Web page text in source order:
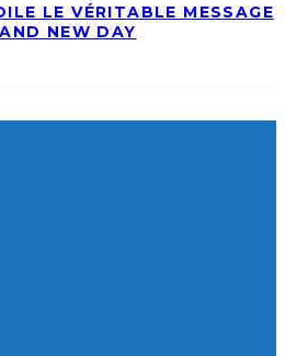
LE VÉRITABLE MESSAGE
NEW DAY